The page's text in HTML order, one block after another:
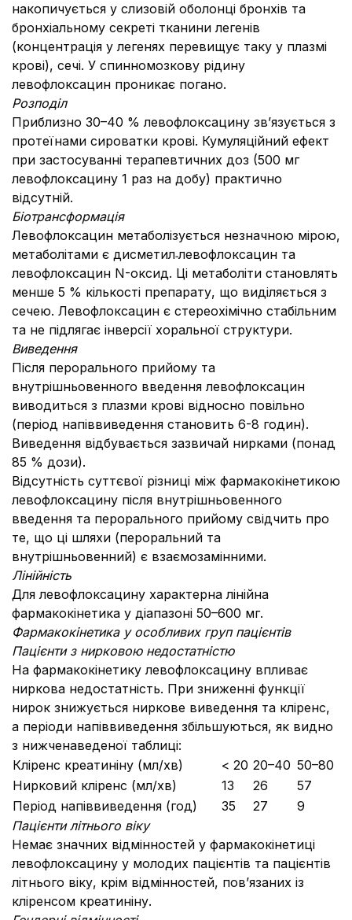
накопичується у слизовій оболонці бронхів та
бронхіальному секреті тканини легенів
(концентрація у легенях перевищує таку у плазмі
крові), сечі. У спинномозкову рідину
левофлоксацин проникає погано.
Розподіл
Приблизно 30–40 % левофлоксацину зв’язується з
протеїнами сироватки крові. Кумуляційний ефект
при застосуванні терапевтичних доз (500 мг
левофлоксацину 1 раз на добу) практично
відсутній.
Біотрансформація
Левофлоксацин метаболізується незначною мірою,
метаболітами є дисметил˗левофлоксацин та
левофлоксацин N-оксид. Ці метаболіти становлять
менше 5 % кількості препарату, що виділяється з
сечею. Левофлоксацин є стереохімічно стабільним
та не підлягає інверсії хоральної структури.
Виведення
Після перорального прийому та
внутрішньовенного введення левофлоксацин
виводиться з плазми крові відносно повільно
(період напіввиведення становить 6-8 годин).
Виведення відбувається зазвичай нирками (понад
85 % дози).
Відсутність суттєвої різниці між фармакокінетикою
левофлоксацину після внутрішньовенного
введення та перорального прийому свідчить про
те, що ці шляхи (пероральний та
внутрішньовенний) є взаємозамінними.
Лінійність
Для левофлоксацину характерна лінійна
фармакокінетика у діапазоні 50–600 мг.
Фармакокінетика у особливих груп пацієнтів
Пацієнти з нирковою недостатністю
На фармакокінетику левофлоксацину впливає
ниркова недостатність. При зниженні функції
нирок знижується ниркове виведення та кліренс,
а періоди напіввиведення збільшуються, як видно
з нижченаведеної таблиці:
Кліренс креатиніну (мл/хв)
< 20 20–40 50–80
Нирковий кліренс (мл/хв)
13 26
57
Період напіввиведення (год)
35 27
9
Пацієнти літнього віку
Немає значних відмінностей у фармакокінетиці
левофлоксацину у молодих пацієнтів та пацієнтів
літнього віку, крім відмінностей, пов’язаних із
кліренсом креатиніну.